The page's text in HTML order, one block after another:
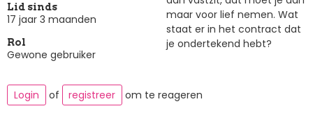
Lid sinds
17 jaar 3 maanden
Rol
Gewone gebruiker
maar voor lief nemen. Wat
staat er in het contract dat
je ondertekend hebt?
Login of registreer om te reageren